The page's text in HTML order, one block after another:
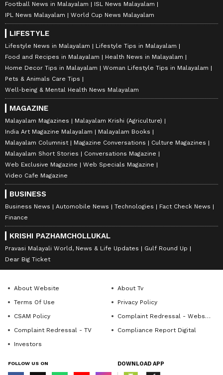
Football News in Malayalam
ISL News Malayalam
IPL News Malayalam
World Cup News Malayalam
LIFESTYLE
Lifestyle News in Malayalam
Lifestyle Tips in Malayalam
Food and Recipes in Malayalam
Health News in Malayalam
Home Decor Tips in Malayalam
Woman Lifestyle Tips in Malayalam
Pets & Animals Care Tips
Well-being & Mental Health News Malayalam
MAGAZINE
Malayalam Magazines
Malayalam Krishi (Agriculture)
India Art Magazine Malayalam
Malayalam Books
Malayalam Columnist
Magazine Conversations
Culture Magazines
Malayalam Short Stories
Conversations Magazine
Web Exclusive Magazine
Web Specials Magazine
Video Cafe Magazine
BUSINESS
Business News Automobile News Technologies
Fact Check News
Finance
KRISHI PAZHAMCHOLLUKAL
Pravasi Malayali World, News & Life Updates
Gulf Round Up
Dear Big Ticket
About Website
About Tv
Terms Of Use
Privacy Policy
CSAM Policy
Complaint Redressal - Website
Complaint Redressal - TV
Compliance Report Digital
Investors
FOLLOW US ON DOWNLOAD APP